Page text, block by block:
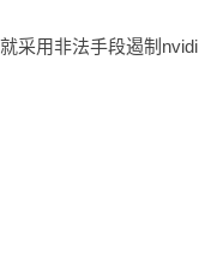
采用非法手段遏制nvidi